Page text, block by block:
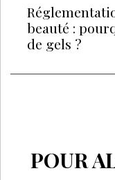
beauté :
de gels ?
POUR